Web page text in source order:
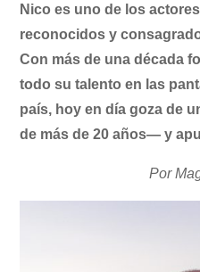
Nico es uno de los
reconocidos y
Con más de una década
todo su talento en las
país, hoy en día goza de
de más de 20 años— y
Por